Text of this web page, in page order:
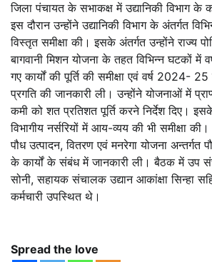
जिला पंचायत के सभाकक्ष में उद्यानिकी विभाग के
इस दौरान उन्होंने उद्यानिकी विभाग के अंतर्गत
विस्तृत समीक्षा की। इसके अंतर्गत उन्होंने राज्य
बागवानी मिशन योजना के तहत विभिन्न घटकों
गए कार्यों की पूर्ति की समीक्षा एवं वर्ष 2024-
प्रगति की जानकारी ली। उन्होंने योजनाओं में
कमी को शत प्रतिशत पूर्ति करने निर्देश दिए।
विभागीय नर्सरियों में आय-व्यय की भी समीक्षा
पौध उत्पादन, वितरण एवं मनरेगा योजना अन्तर्गत
के कार्यों के संबंध में जानकारी ली। बैठक में उप
सोनी, सहायक संचालक उद्यान आकांक्षा सिन्हा
कर्मचारी उपस्थित थे।
Spread the love